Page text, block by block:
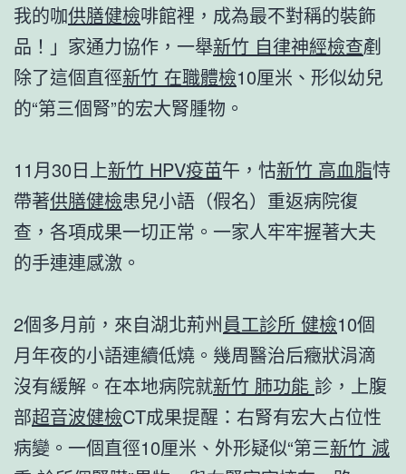
我的咖供膳健檢啡館裡，成為最不對稱的裝飾
品！」家通力協作，一舉新竹 自律神經檢查剷
除了這個直徑新竹 在職體檢10厘米、形似幼兒
的“第三個腎”的宏大腎腫物。
11月30日上新竹 HPV疫苗午，怙新竹 高血脂恃
帶著供膳健檢患兒小語（假名）重返病院復
查，各項成果一切正常。一家人牢牢握著大夫
的手連連感激。
2個多月前，來自湖北荊州員工診所 健檢10個
月年夜的小語連續低燒。幾周醫治后癥狀涓滴
沒有緩解。在本地病院就新竹 肺功能 診，上腹
部超音波健檢CT成果提醒：右腎有宏大占位性
病變。一個直徑10厘米、外形疑似“第三新竹 減